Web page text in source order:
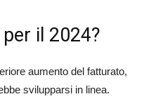
il 2024?
aumento del fatturato,
svilupparsi in linea.